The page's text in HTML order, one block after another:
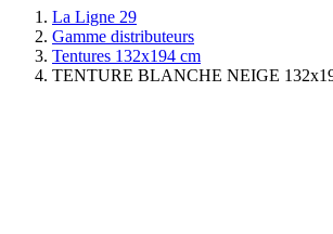
La Ligne 29
Gamme distributeurs
Tentures 132x194 cm
TENTURE BLANCHE NEIGE